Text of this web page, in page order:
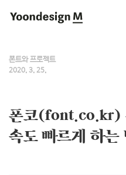
Yoondesign M
폰트와 프로젝트
2020. 3. 25.
폰코(font.co.kr)
속도 빠르게 하는